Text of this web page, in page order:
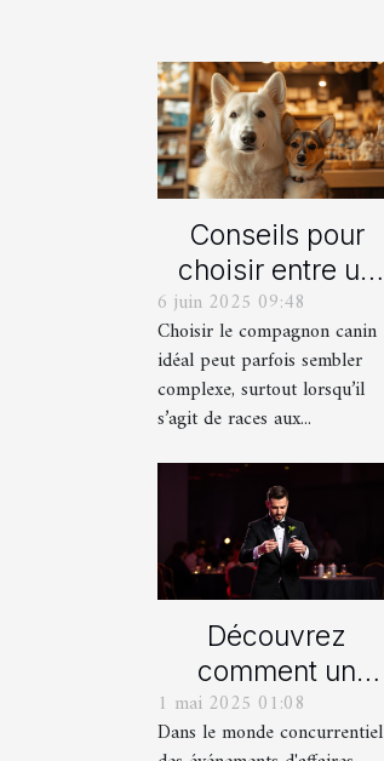
Conseils pour
choisir entre un
berger blanc
suisse et un
berger américain
miniature
6 juin 2025 09:48
Choisir le compagnon canin
idéal peut parfois sembler
complexe, surtout lorsqu’il
s’agit de races aux...
Découvrez
comment un
spectacle de
magie transforme
1 mai 2025 01:08
Dans le monde concurrentiel